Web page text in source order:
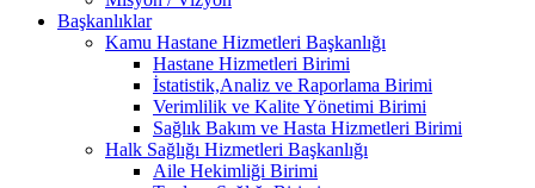
Başkanlıklar
Kamu Hastane Hizmetleri Başkanlığı
Hastane Hizmetleri Birimi
İstatistik,Analiz ve Raporlama Birimi
Verimlilik ve Kalite Yönetimi Birimi
Sağlık Bakım ve Hasta Hizmetleri Birimi
Halk Sağlığı Hizmetleri Başkanlığı
Aile Hekimliği Birimi